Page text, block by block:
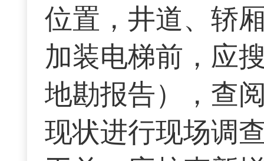
位置，井道、轿
加装电梯前，应
地勘报告），查
现状进行现场调